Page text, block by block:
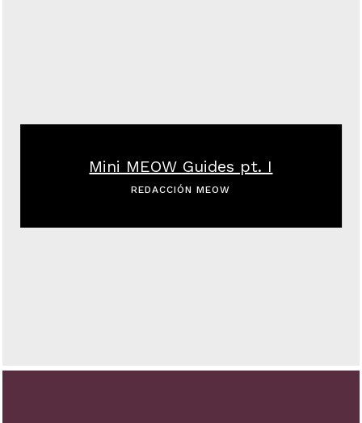
Mini MEOW Guides pt. I
REDACCIÓN MEOW